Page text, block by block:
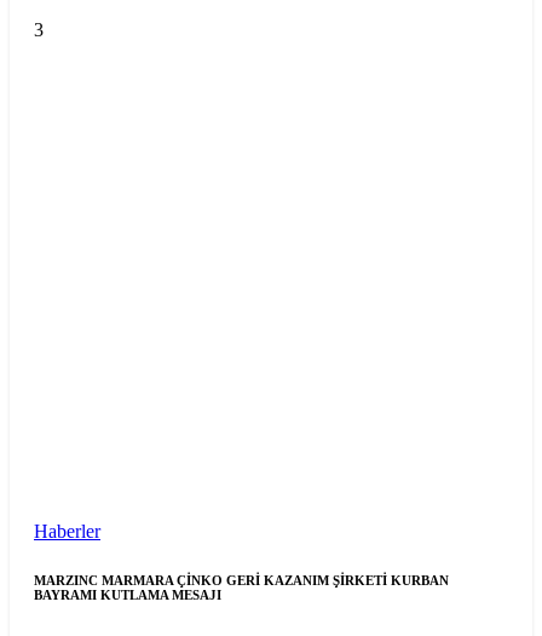
3
Haberler
MARZINC MARMARA ÇİNKO GERİ KAZANIM ŞİRKETİ KURBAN
BAYRAMI KUTLAMA MESAJI